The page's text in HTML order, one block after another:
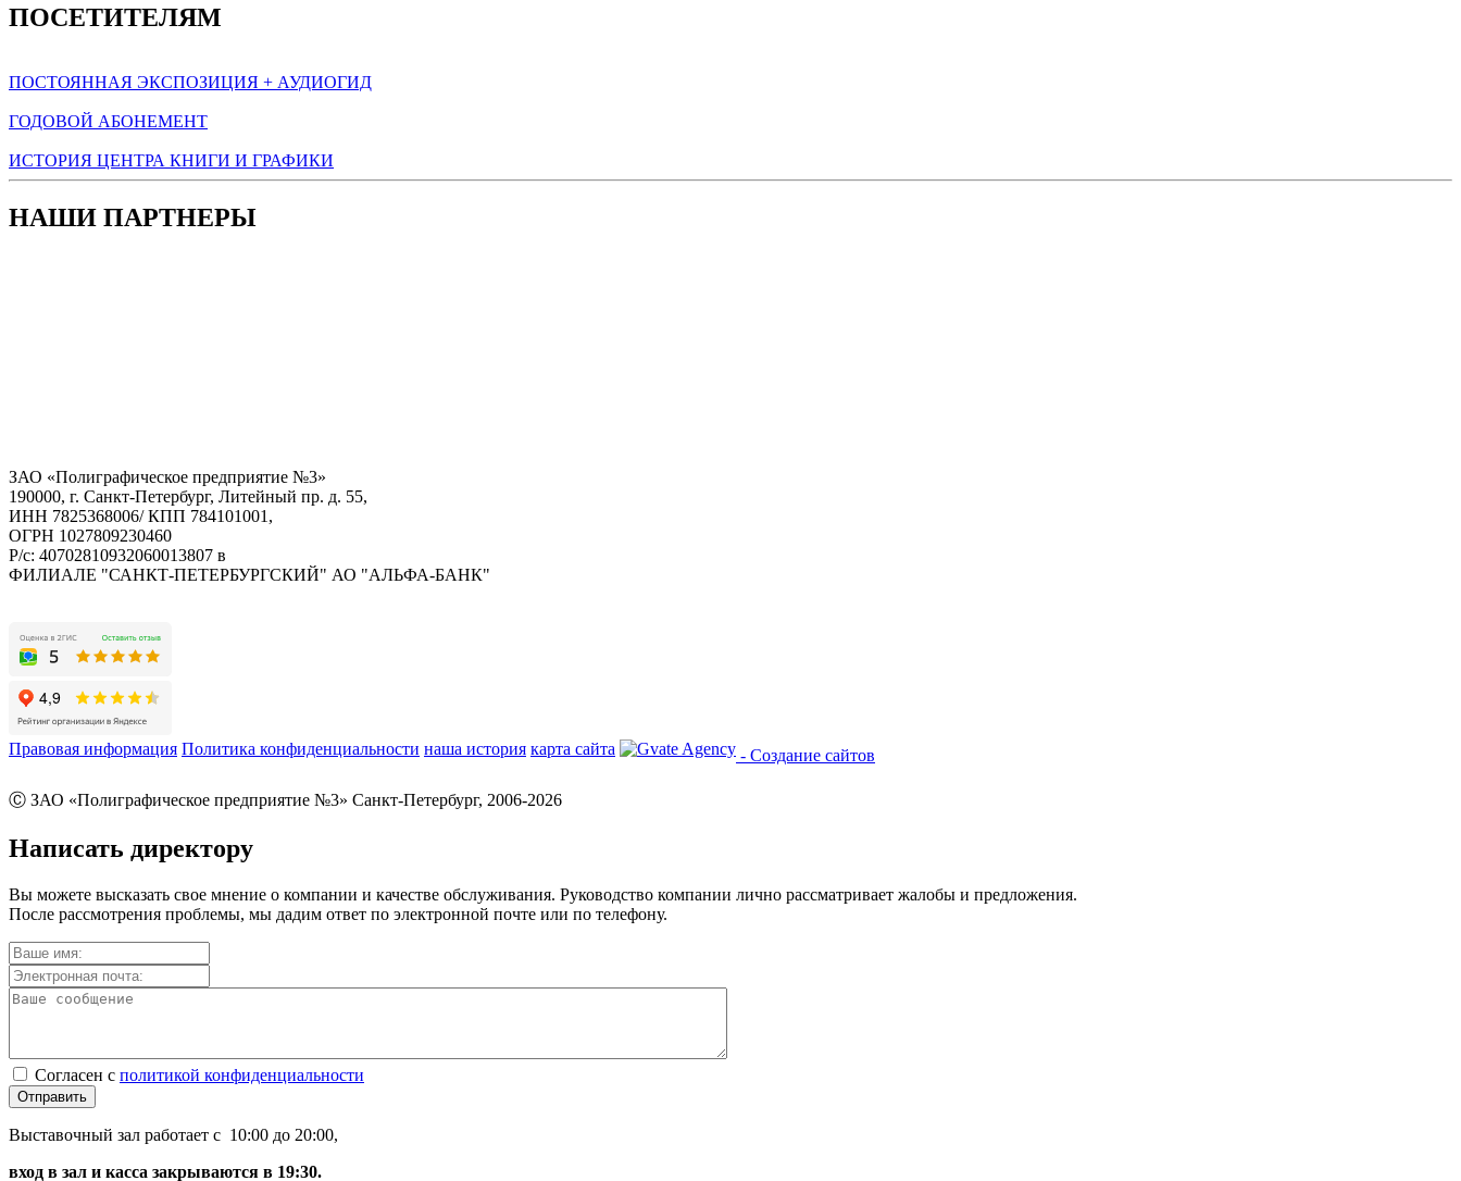
ПОСЕТИТЕЛЯМ
ПОСТОЯННАЯ ЭКСПОЗИЦИЯ + АУДИОГИД
ГОДОВОЙ АБОНЕМЕНТ
ИСТОРИЯ ЦЕНТРА КНИГИ И ГРАФИКИ
НАШИ ПАРТНЕРЫ
ЗАО «Полиграфическое предприятие №3»
190000, г. Санкт-Петербург, Литейный пр. д. 55,
ИНН 7825368006/ КПП 784101001,
ОГРН 1027809230460
Р/с: 40702810932060013807 в
ФИЛИАЛЕ "САНКТ-ПЕТЕРБУРГСКИЙ" АО "АЛЬФА-БАНК"
Правовая информация Политика конфиденциальности наша история карта сайта - Создание сайтов
Ⓒ ЗАО «Полиграфическое предприятие №3» Санкт-Петербург, 2006-2026
Написать директору
Вы можете высказать свое мнение о компании и качестве обслуживания. Руководство компании лично рассматривает жалобы и предложения.
После рассмотрения проблемы, мы дадим ответ по электронной почте или по телефону.
Согласен с политикой конфиденциальности
Отправить
Выставочный зал работает с 10:00 до 20:00,
вход в зал и касса закрываются в 19:30.